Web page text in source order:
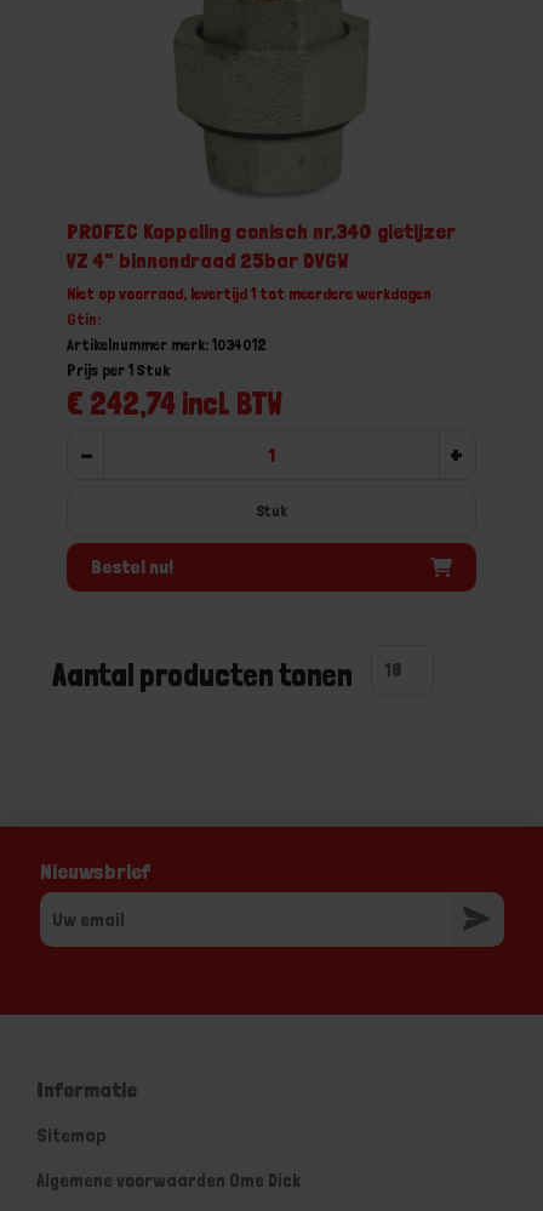
PROFEC Koppeling conisch nr.340 gietijzer
VZ 4" binnendraad 25bar DVGW
Niet op voorraad, levertijd 1 tot meerdere werkdagen
Gtin:
Artikelnummer merk: 1034012
€ 242,74 incl. BTW
Prijs per 1 Stuk
- +
Stuk
Bestel nu!
Aantal producten tonen
Nieuwsbrief
Informatie
Sitemap
Algemene voorwaarden Ome Dick